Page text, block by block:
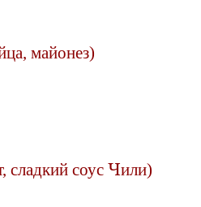
майонез)
сладкий соус Чили)